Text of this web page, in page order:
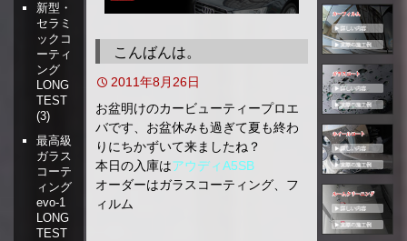
こんばんは。
2011年8月26日
お盆明けのカービューティープロエ
バです、お盆休みも過ぎて夏も終わ
りにちかずいて来ましたね？
本日の入庫はアウディA5SB
オーダーはガラスコーティング、フ
ィルム
新型・
セラミ
ックコ
ーティ
ング
LONG
TEST
(3)
最高級
ガラス
コーテ
ィング
evo-1
LONG
TEST